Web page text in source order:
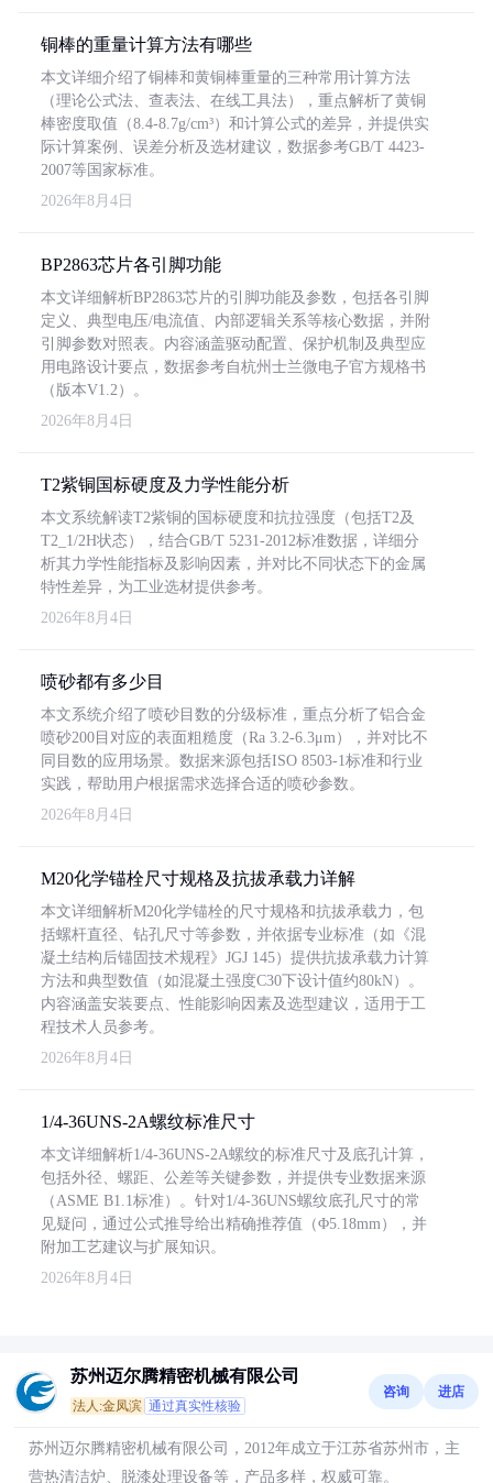
铜棒的重量计算方法有哪些
本文详细介绍了铜棒和黄铜棒重量的三种常用计算方法
（理论公式法、查表法、在线工具法），重点解析了黄铜
棒密度取值（8.4-8.7g/cm³）和计算公式的差异，并提供实
际计算案例、误差分析及选材建议，数据参考GB/T 4423-
2007等国家标准。
2026年8月4日
BP2863芯片各引脚功能
本文详细解析BP2863芯片的引脚功能及参数，包括各引脚
定义、典型电压/电流值、内部逻辑关系等核心数据，并附
引脚参数对照表。内容涵盖驱动配置、保护机制及典型应
用电路设计要点，数据参考自杭州士兰微电子官方规格书
（版本V1.2）。
2026年8月4日
T2紫铜国标硬度及力学性能分析
本文系统解读T2紫铜的国标硬度和抗拉强度（包括T2及
T2_1/2H状态），结合GB/T 5231-2012标准数据，详细分
析其力学性能指标及影响因素，并对比不同状态下的金属
特性差异，为工业选材提供参考。
2026年8月4日
喷砂都有多少目
本文系统介绍了喷砂目数的分级标准，重点分析了铝合金
喷砂200目对应的表面粗糙度（Ra 3.2-6.3μm），并对比不
同目数的应用场景。数据来源包括ISO 8503-1标准和行业
实践，帮助用户根据需求选择合适的喷砂参数。
2026年8月4日
M20化学锚栓尺寸规格及抗拔承载力详解
本文详细解析M20化学锚栓的尺寸规格和抗拔承载力，包
括螺杆直径、钻孔尺寸等参数，并依据专业标准（如《混
凝土结构后锚固技术规程》JGJ 145）提供抗拔承载力计算
方法和典型数值（如混凝土强度C30下设计值约80kN）。
内容涵盖安装要点、性能影响因素及选型建议，适用于工
程技术人员参考。
2026年8月4日
1/4-36UNS-2A螺纹标准尺寸
本文详细解析1/4-36UNS-2A螺纹的标准尺寸及底孔计算，
包括外径、螺距、公差等关键参数，并提供专业数据来源
（ASME B1.1标准）。针对1/4-36UNS螺纹底孔尺寸的常
见疑问，通过公式推导给出精确推荐值（Φ5.18mm），并
附加工艺建议与扩展知识。
2026年8月4日
苏州迈尔腾精密机械有限公司
法人:金凤滨 通过真实性核验
咨询 进店
苏州迈尔腾精密机械有限公司，2012年成立于江苏省苏州市，主
营热清洁炉、脱漆处理设备等，产品多样，权威可靠。